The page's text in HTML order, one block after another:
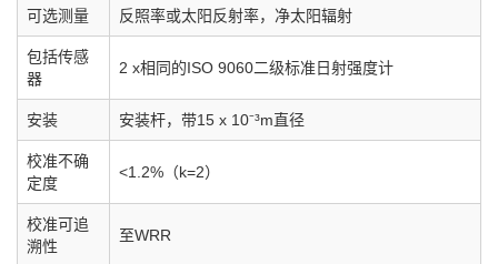
可选测量 反照率或太阳反射率，净太阳辐射
包括传感
器
2 x相同的ISO 9060二级标准日射强度计
安装 安装杆，带15 x 10⁻³m直径
校准不确
定度
<1.2%（k=2）
校准可追
溯性
至WRR